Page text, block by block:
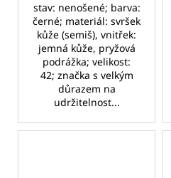
stav: nenošené; barva:
černé; materiál: svršek
kůže (semiš), vnitřek:
jemná kůže, pryžová
podrážka; velikost:
42; značka s velkým
důrazem na
udržitelnost...